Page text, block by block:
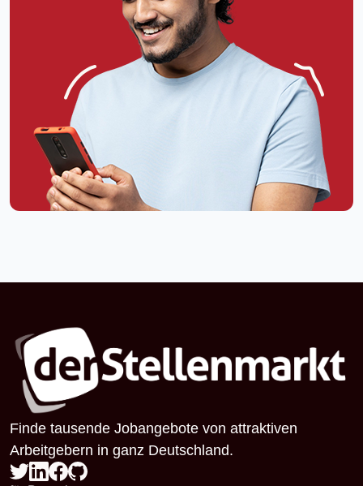
Finde tausende Jobangebote von attraktiven
Arbeitgebern in ganz Deutschland.